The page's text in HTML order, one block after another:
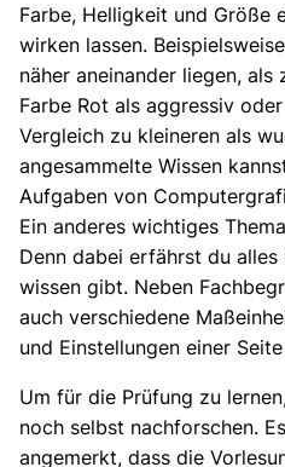
Farbe, Helligkeit und Größe
wirken lassen.
näher aneinander liegen, als
Farbe Rot als aggressiv
Vergleich zu kleineren als
angesammelte Wissen
Aufgaben von
Ein anderes wichtiges
Denn dabei erfährst du
wissen gibt. Neben
auch verschiedene
und Einstellungen einer
Um für die Prüfung zu
noch selbst nachforschen.
angemerkt, dass die